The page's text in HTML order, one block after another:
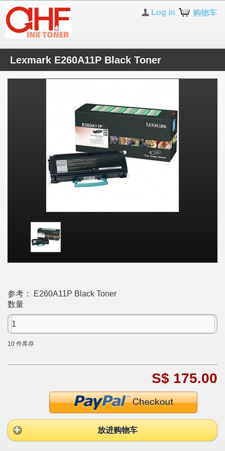
购物车
Log in
Lexmark E260A11P Black Toner
参考：
E260A11P Black Toner
数量
10 件库存
S$ 175.00
放进购物车